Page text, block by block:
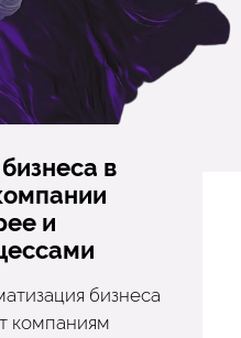
в
и
бизнеса
компаниям